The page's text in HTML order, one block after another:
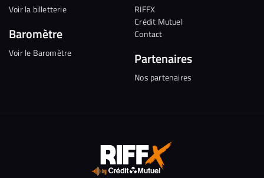
Voir la billetterie
Baromètre
Voir le Baromètre
RIFFX
Crédit Mutuel
Contact
Partenaires
Nos partenaires